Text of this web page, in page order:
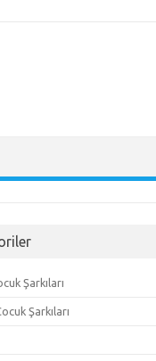
Şarkıları
Şarkıları